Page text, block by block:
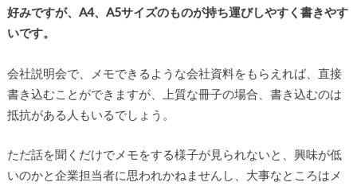
好みですが、A4、A5サイズのものが持ち運びしやすく書きやす
いです。
会社説明会で、メモできるような会社資料をもらえれば、直接
書き込むことができますが、上質な冊子の場合、書き込むのは
抵抗がある人もいるでしょう。
ただ話を聞くだけでメモをする様子が見られないと、興味が低
いのかと企業担当者に思われかねませんし、大事なところはメ